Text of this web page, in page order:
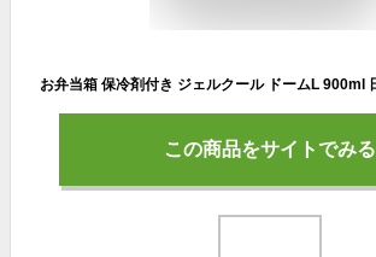
この商品をサイトでみる